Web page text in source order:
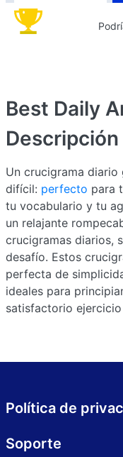
Best Daily
Descripción
Un crucigrama
difícil: perfecto para
tu vocabulario y tu
un relajante
crucigramas diarios,
desafío. Estos
perfecta de
ideales para
satisfactorio
Política de
Soporte